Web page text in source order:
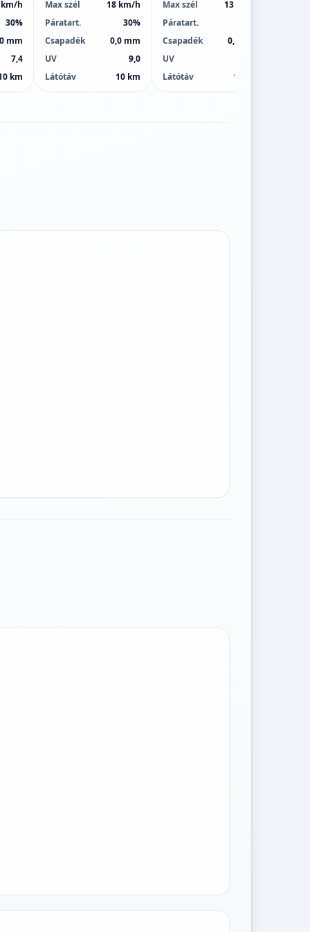
h
30%
mm
7,4
km
Max szél
18 km/h
Páratart.
30%
Csapadék
0,0 mm
UV
9,0
Látótáv
10 km
Max szél
13 km/h
Páratart.
Csapadék
0,0 mm
UV
Látótáv
10 km